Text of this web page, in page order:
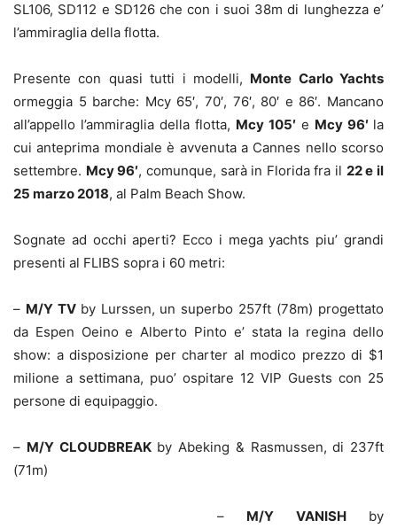
SL106, SD112 e SD126 che con i suoi 38m di lunghezza e’
l’ammiraglia della flotta.
Presente con quasi tutti i modelli, Monte Carlo Yachts
ormeggia 5 barche: Mcy 65′, 70′, 76′, 80′ e 86′. Mancano
all’appello l’ammiraglia della flotta, Mcy 105′ e Mcy 96′ la
cui anteprima mondiale è avvenuta a Cannes nello scorso
settembre. Mcy 96′, comunque, sarà in Florida fra il 22 e il
25 marzo 2018, al Palm Beach Show.
Sognate ad occhi aperti? Ecco i mega yachts piu’ grandi
presenti al FLIBS sopra i 60 metri:
– M/Y TV by Lurssen, un superbo 257ft (78m) progettato
da Espen Oeino e Alberto Pinto e’ stata la regina dello
show: a disposizione per charter al modico prezzo di $1
milione a settimana, puo’ ospitare 12 VIP Guests con 25
persone di equipaggio.
– M/Y CLOUDBREAKby Abeking & Rasmussen, di 237ft
(71m)
– M/Y VANISHby